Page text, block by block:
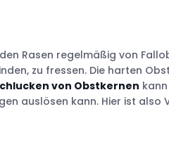
Rasen regelmäßig von
zu fressen. Die harten
von Obstkernen
auslösen kann. Hier ist also